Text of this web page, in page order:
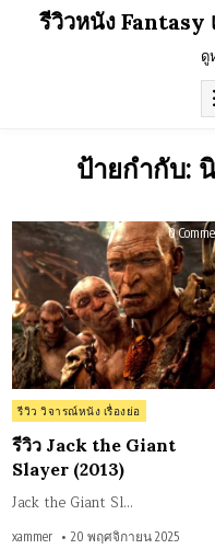
รีวิวหนัง Fantasy
ดู
ป้ายกำกับ:
0
Posted
in
รีวิว วิจารณ์หนัง เรื่องย่อ
รีวิว Jack the Giant
Slayer (2013)
Jack the Giant Sl…
xammer 20 พฤศจิกายน 2025